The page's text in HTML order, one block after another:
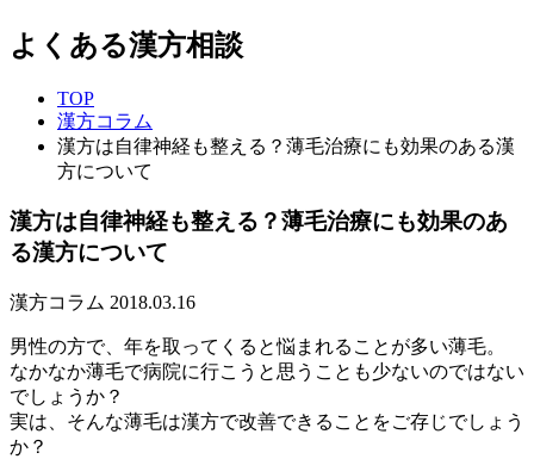
よくある漢方相談
TOP
漢方コラム
漢方は自律神経も整える？薄毛治療にも効果のある漢
方について
漢方は自律神経も整える？薄毛治療にも効果のあ
る漢方について
漢方コラム 2018.03.16
男性の方で、年を取ってくると悩まれることが多い薄毛。
なかなか薄毛で病院に行こうと思うことも少ないのではない
でしょうか？
実は、そんな薄毛は漢方で改善できることをご存じでしょう
か？